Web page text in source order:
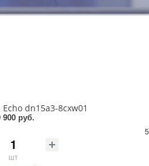
dn15a3-8cxw01
900 руб.
шт